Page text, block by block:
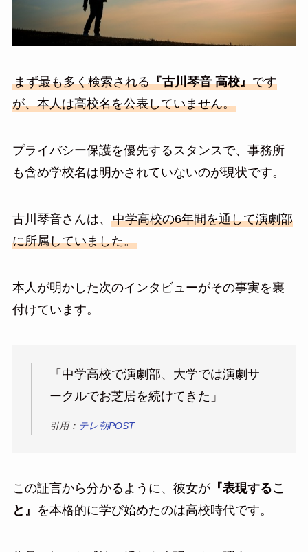
まず最も多く検索される『古川琴音 高校』です
が、本人は高校名を公表していません。
プライバシー保護を優先するスタンスで、事務所
も含め学校名は明かされていないのが現状です。
古川琴音さんは、 中学高校の6年間を通して演劇部
に所属していました。
本人が明かした次のインタビューがその事実を裏
付けています。
「中学高校で演劇部、大学では演劇サ
ークルでお芝居を続けてきた」
引用： テレ朝POST
この証言から分かるように、彼女が『表現するこ
と』 を本格的に学び始めたのは高校時代です。